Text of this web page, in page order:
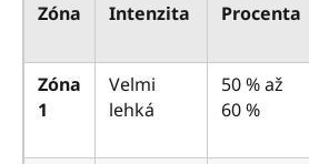
Zóna Intenzita Procenta
Zóna
1
Velmi
lehká
50 % až
60 %